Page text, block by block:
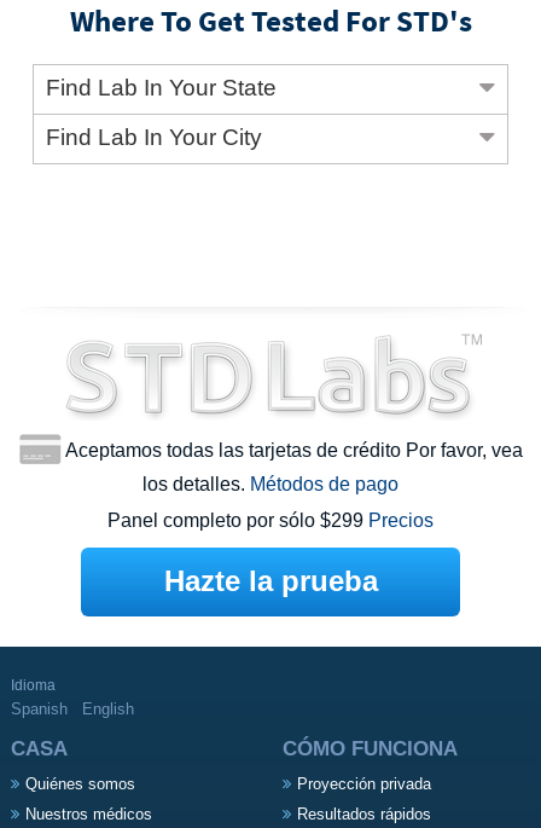
Where To Get Tested For STD's
Find Lab In Your State
Find Lab In Your City
Aceptamos todas las tarjetas de crédito Por favor, vea
los detalles. Métodos de pago
Panel completo por sólo $299 Precios
Hazte la prueba
Idioma
Spanish English
CASA
Quiénes somos
Nuestros médicos
CÓMO FUNCIONA
Proyección privada
Resultados rápidos